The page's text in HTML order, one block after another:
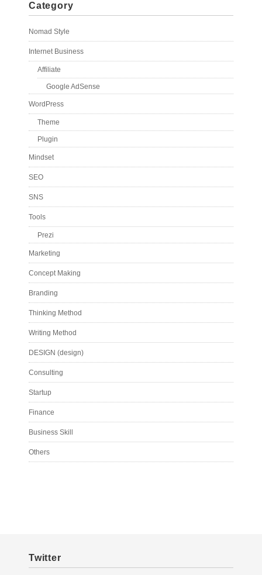
Category
Nomad Style
Internet Business
Affiliate
Google AdSense
WordPress
Theme
Plugin
Mindset
SEO
SNS
Tools
Prezi
Marketing
Concept Making
Branding
Thinking Method
Writing Method
DESIGN (design)
Consulting
Startup
Finance
Business Skill
Others
Twitter